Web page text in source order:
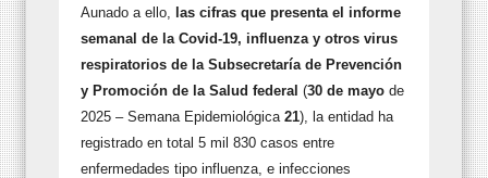
Aunado a ello, las cifras que presenta el informe
semanal de la Covid-19, influenza y otros virus
respiratorios de la Subsecretaría de Prevención
y Promoción de la Salud federal (30 de mayo de
2025 – Semana Epidemiológica 21), la entidad ha
registrado en total 5 mil 830 casos entre
enfermedades tipo influenza, e infecciones